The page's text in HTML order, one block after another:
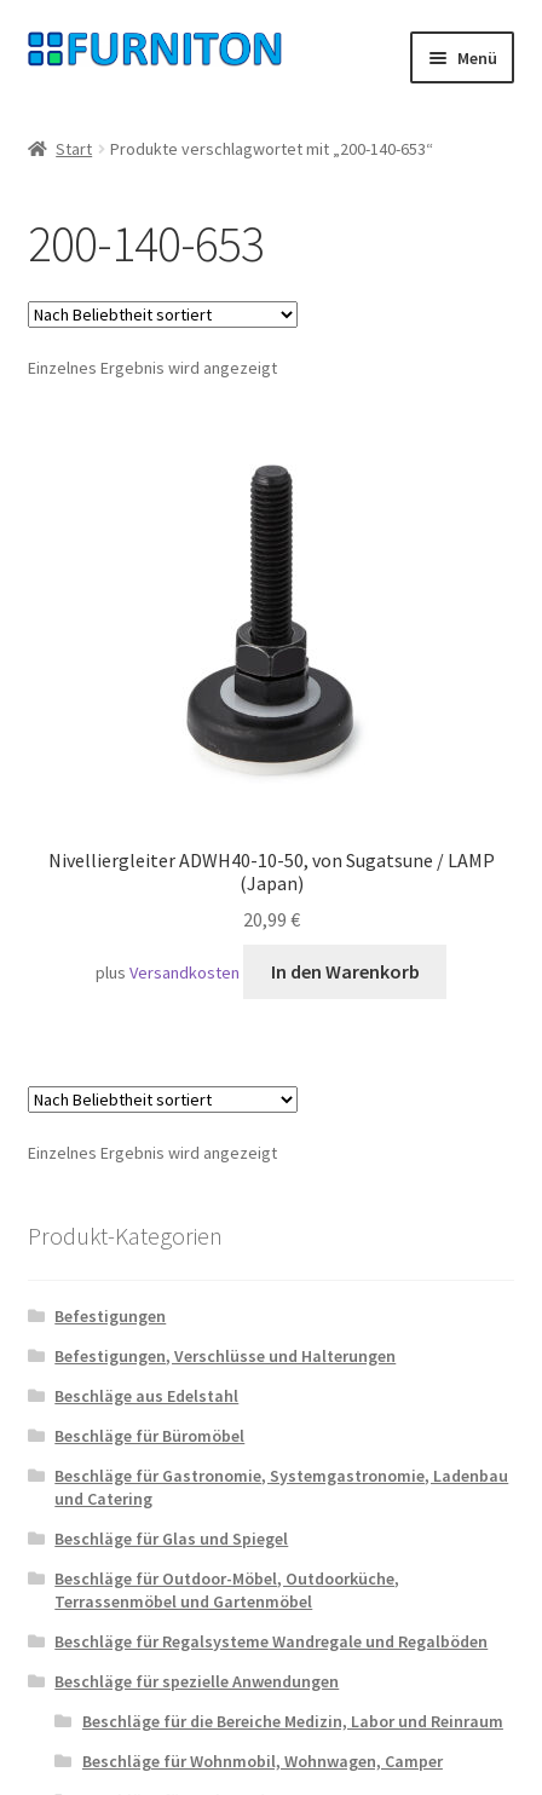
Zur
Navigation
Zum
Inhalt
Menü
Datenschutz
Widerrufsrecht
Kontakt
Start Produkte verschlagwortet mit „200-140-653“
200-140-653
Einzelnes Ergebnis wird angezeigt
Nivelliergleiter ADWH40-10-50, von Sugatsune / LAMP
(Japan)
20,99 €
plus Versandkosten In den Warenkorb
Einzelnes Ergebnis wird angezeigt
Produkt-Kategorien
Befestigungen
Befestigungen, Verschlüsse und Halterungen
Beschläge aus Edelstahl
Beschläge für Büromöbel
Beschläge für Gastronomie, Systemgastronomie, Ladenbau
und Catering
Beschläge für Glas und Spiegel
Beschläge für Outdoor-Möbel, Outdoorküche,
Terrassenmöbel und Gartenmöbel
Beschläge für Regalsysteme Wandregale und Regalböden
Beschläge für spezielle Anwendungen
Beschläge für die Bereiche Medizin, Labor und Reinraum
Beschläge für Wohnmobil, Wohnwagen, Camper